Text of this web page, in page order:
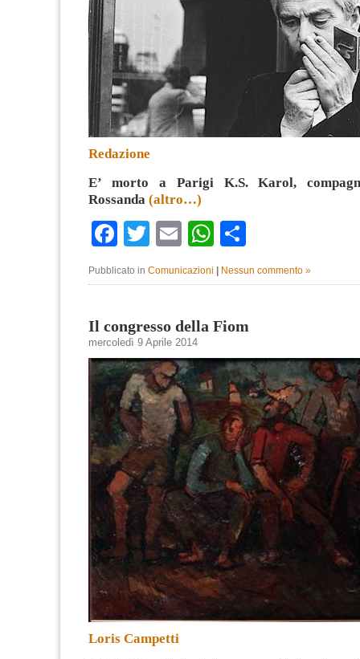
Redazione
E’ morto a Parigi K.S. Karol,
Rossanda (altro…)
Facebook
TwitterEmailWhatsApp
Pubblicato in Comunicazioni Nessun commento »
Il congresso della Fiom
mercoledì 9 Aprile 2014
Loris Campetti